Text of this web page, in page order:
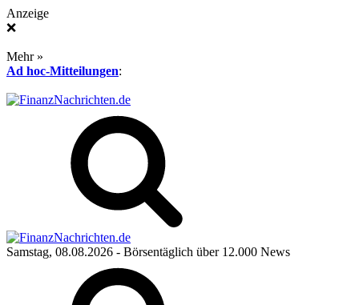
Anzeige
❌
Mehr »
Ad hoc-Mitteilungen:
Samstag, 08.08.2026 - Börsentäglich über 12.000 News